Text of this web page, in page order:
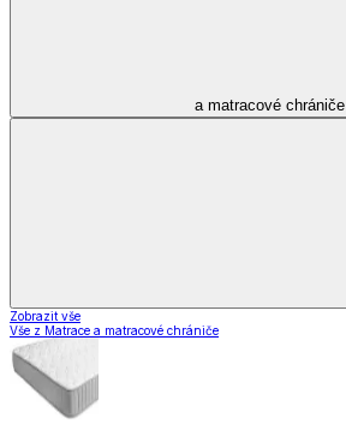
a matracové chrániče
Zobrazit vše
Vše z Matrace a matracové chrániče